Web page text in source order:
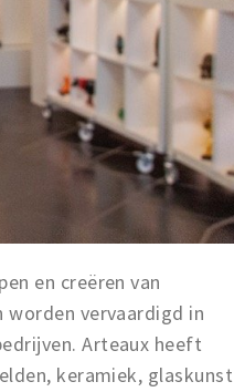
en creëren van
worden vervaardigd in
Arteaux heeft
keramiek, glaskunst